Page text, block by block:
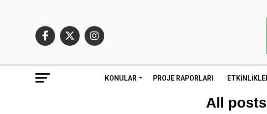
KONULAR PROJE RAPORLARI
All